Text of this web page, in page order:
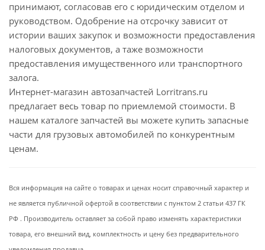
принимают, согласовав его с юридическим отделом и
руководством. Одобрение на отсрочку зависит от
истории ваших закупок и возможности предоставления
налоговых документов, а таже возможности
предоставления имущественного или транспортного
залога.
Интернет-магазин автозапчастей Lorritrans.ru
предлагает весь товар по приемлемой стоимости. В
нашем каталоге запчастей вы можете купить запасные
части для грузовых автомобилей по конкурентным
ценам.
Вся информация на сайте о товарах и ценах носит справочный характер и
не является публичной офертой в соответствии с пунктом 2 статьи 437 ГК
РФ . Производитель оставляет за собой право изменять характеристики
товара, его внешний вид, комплектность и цену без предварительного